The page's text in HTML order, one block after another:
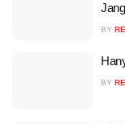
BY
BY